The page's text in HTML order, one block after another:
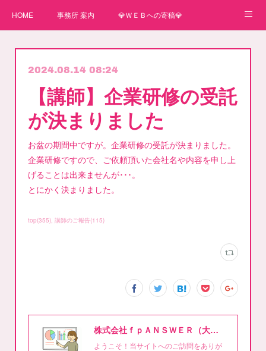
HOME 事務所 案内 💎ＷＥＢへの寄稿💎
弊事務所へのお問い合わせ講師
2024.08.14 08:24
【講師】企業研修の受託
が決まりました
お盆の期間中ですが。企業研修の受託が決まりました。
企業研修ですので、ご依頼頂いた会社名や内容を申し上
げることは出来ませんが･･･。
とにかく決まりました。
top(355) 講師のご報告(115)
株式会社ｆｐＡＮＳＷＥＲ（大泉稔1級FPライティング事務所）
ようこそ！当サイトへのご訪問をありが